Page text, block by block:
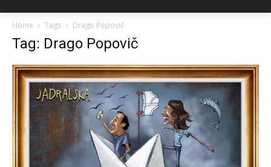
Home Tags Drago Popovič
Tag: Drago Popovič